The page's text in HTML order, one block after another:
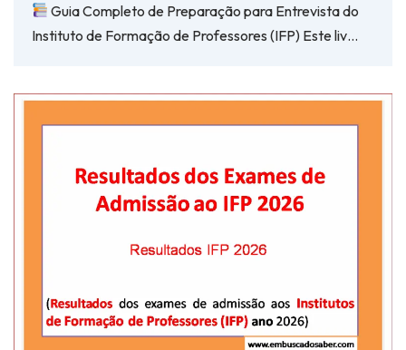
Guia Completo de Preparação para Entrevista do
Instituto de Formação de Professores (IFP) Este liv…